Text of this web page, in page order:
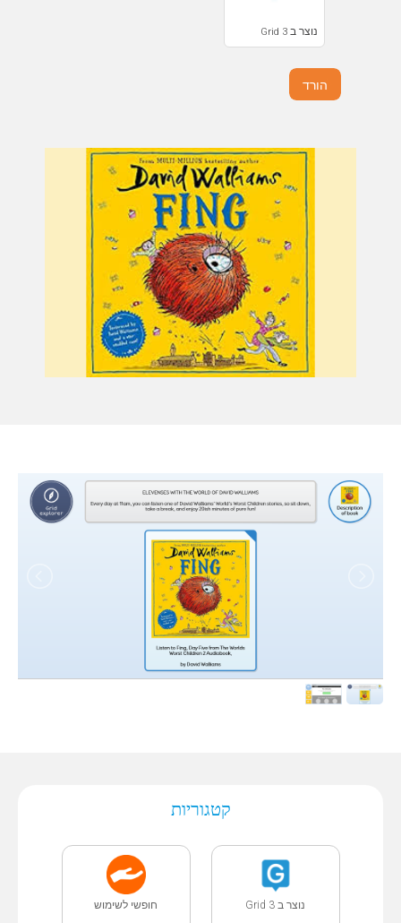
נוצר ב Grid 3
הורד
קטגוריות
נוצר ב Grid 3 חופשי לשימוש